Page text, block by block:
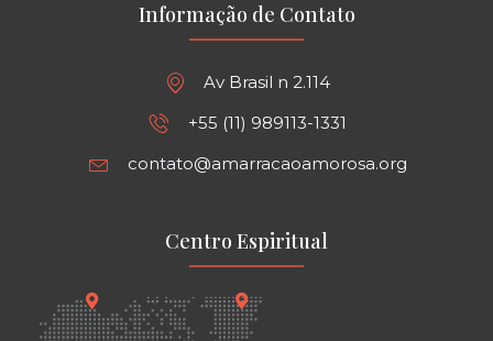
Informação de Contato
Av Brasil n 2.114
+55 (11) 989113-1331
contato@amarracaoamorosa.org
Centro Espiritual